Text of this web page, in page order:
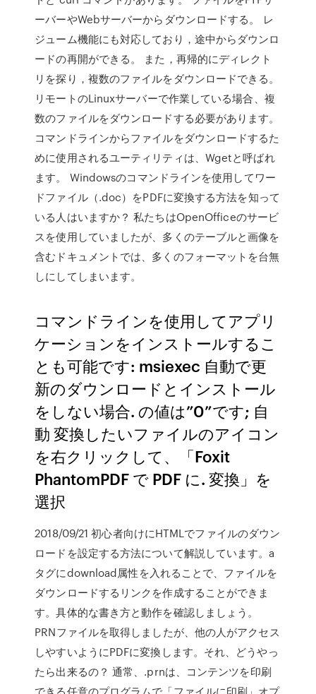
ーバーやWebサーバーからダウンロードする。 レ
ジューム機能にも対応しており，途中からダウンロ
ードの再開ができる。 また，再帰的にディレクト
リを探り，複数のファイルをダウンロードできる。
リモートのLinuxサーバーで作業している場合、複
数のファイルをダウンロードする必要があります。
コマンドラインからファイルをダウンロードするた
めに使用されるユーティリティは、Wgetと呼ばれ
ます。 Windowsのコマンドラインを使用してワー
ドファイル（.doc）をPDFに変換する方法を知って
いる人はいますか？ 私たちはOpenOfficeのサービ
スを使用していましたが、多くのテーブルと画像を
含むドキュメントでは、多くのフォーマットを台無
しにしてしまいます。
コマンドラインを使用してアプリ
ケーションをインストールするこ
とも可能です: msiexec 自動で更
新のダウンロードとインストール
をしない場合. の値は”0”です; 自
動 変換したいファイルのアイコン
を右クリックして、「Foxit
PhantomPDF で PDF に. 変換」を
選択
2018/09/21 初心者向けにHTMLでファイルのダウン
ロードを設定する方法について解説しています。a
タグにdownload属性を入れることで、ファイルを
ダウンロードするリンクを作成することができま
す。具体的な書き方と動作を確認しましょう。
PRNファイルを取得しましたが、他の人がアクセス
しやすいようにPDFに変換します。それ、どうやっ
たら出来るの？ 通常、.prnは、コンテンツを印刷
できる任意のプログラムで「ファイルに印刷」オプ